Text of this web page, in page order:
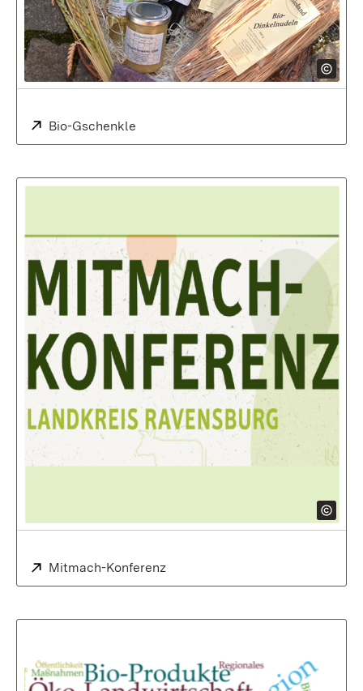
Extern:
Bio-Gschenkle
Extern:
Mitmach-Konferenz